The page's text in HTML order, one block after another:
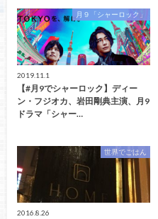
月９「シャーロック」
2019.11.1
【#月9でシャーロック】ディー
ン・フジオカ、岩田剛典主演、月9
ドラマ「シャー…
世界でごはん
2016.8.26